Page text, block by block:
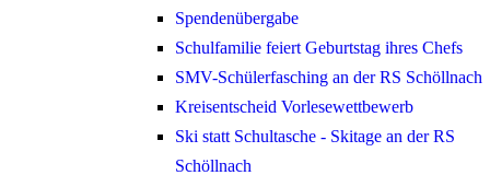
Spendenübergabe
Schulfamilie feiert Geburtstag ihres Chefs
SMV-Schülerfasching an der RS Schöllnach
Kreisentscheid Vorlesewettbewerb
Ski statt Schultasche - Skitage an der RS
Schöllnach